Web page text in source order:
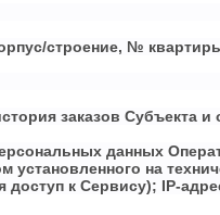
строение, №
заказов Субъекта
данных
на
к Сервису); IP-